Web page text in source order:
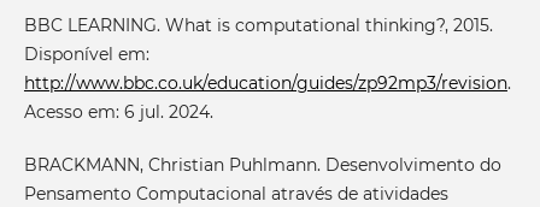
BBC LEARNING. What is computational thinking?, 2015.
Disponível em:
http://www.bbc.co.uk/education/guides/zp92mp3/revision.
Acesso em: 6 jul. 2024.
BRACKMANN, Christian Puhlmann. Desenvolvimento do
Pensamento Computacional através de atividades